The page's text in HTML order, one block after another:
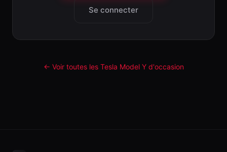
Se connecter
← Voir toutes les Tesla Model Yd'occasion